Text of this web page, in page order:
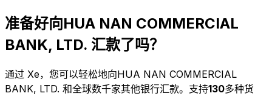
准备好向HUA NAN COMMERCIAL
BANK, LTD. 汇款了吗？
通过 Xe，您可以轻松地向HUA NAN COMMERCIAL
BANK, LTD. 和全球数千家其他银行汇款。支持130多种货